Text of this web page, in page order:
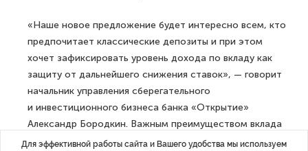
«Наше новое предложение будет интересно всем, кто
предпочитает классические депозиты и при этом
хочет зафиксировать уровень дохода по вкладу как
защиту от дальнейшего снижения ставок», — говорит
начальник управления сберегательного
и инвестиционного бизнеса банка «Открытие»
Александр Бородкин. Важным преимуществом вклада
«Весенний» также является возможность
Для эффективной работы сайта и Вашего удобства мы используем